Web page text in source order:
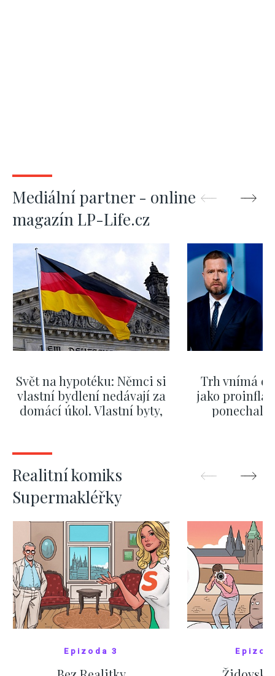
Mediální partner - online
magazín LP-Life.cz
Svět na hypotéku: Němci si
vlastní bydlení nedávají za
domácí úkol. Vlastní byty,
Trh vnímá
jako
ponechali
Realitní komiks
Supermakléřky
Epizoda 3